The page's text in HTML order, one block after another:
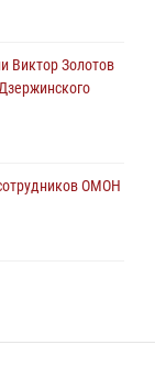
Виктор Золотов
ОМОН